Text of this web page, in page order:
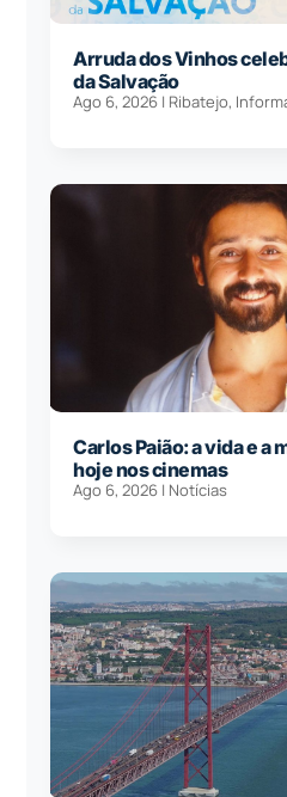
Arruda dos Vinhos
da Salvação
Ago 6, 2026 | Ribatejo,
Carlos Paião: a vida e a
hoje nos cinemas
Ago 6, 2026 | Notícias